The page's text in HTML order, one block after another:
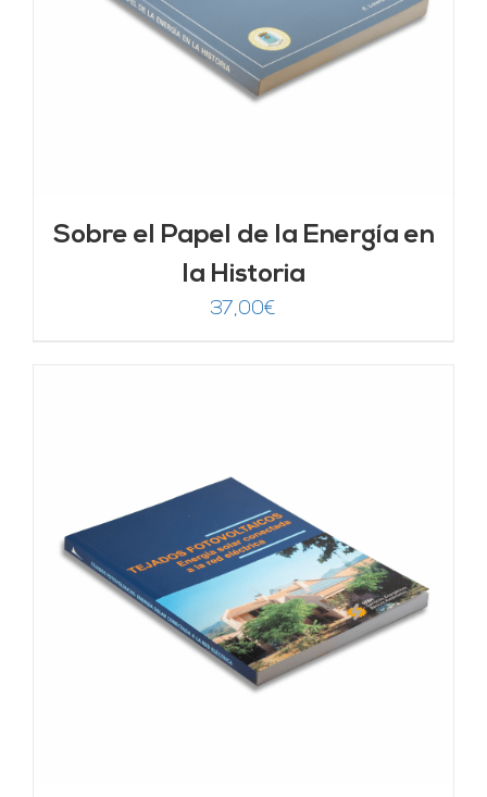
Sobre el Papel de la Energía en
la Historia
37,00€